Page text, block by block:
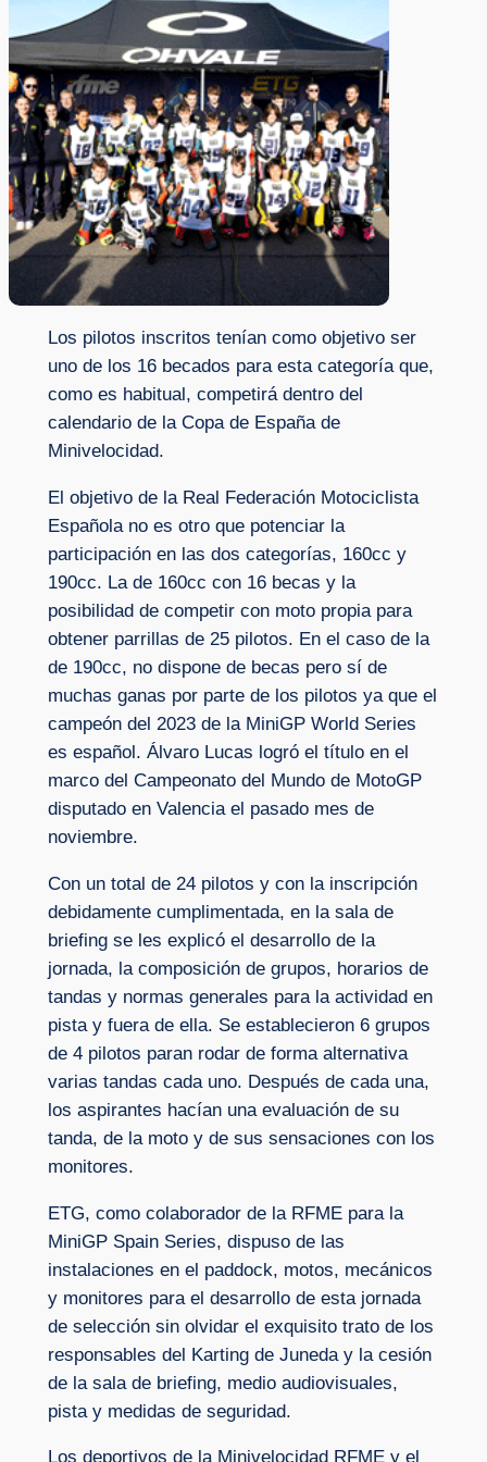
Los pilotos inscritos tenían como objetivo ser
uno de los 16 becados para esta categoría que,
como es habitual, competirá dentro del
calendario de la Copa de España de
Minivelocidad.
El objetivo de la Real Federación Motociclista
Española no es otro que potenciar la
participación en las dos categorías, 160cc y
190cc. La de 160cc con 16 becas y la
posibilidad de competir con moto propia para
obtener parrillas de 25 pilotos. En el caso de la
de 190cc, no dispone de becas pero sí de
muchas ganas por parte de los pilotos ya que el
campeón del 2023 de la MiniGP World Series
es español. Álvaro Lucas logró el título en el
marco del Campeonato del Mundo de MotoGP
disputado en Valencia el pasado mes de
noviembre.
Con un total de 24 pilotos y con la inscripción
debidamente cumplimentada, en la sala de
briefing se les explicó el desarrollo de la
jornada, la composición de grupos, horarios de
tandas y normas generales para la actividad en
pista y fuera de ella. Se establecieron 6 grupos
de 4 pilotos paran rodar de forma alternativa
varias tandas cada uno. Después de cada una,
los aspirantes hacían una evaluación de su
tanda, de la moto y de sus sensaciones con los
monitores.
ETG, como colaborador de la RFME para la
MiniGP Spain Series, dispuso de las
instalaciones en el paddock, motos, mecánicos
y monitores para el desarrollo de esta jornada
de selección sin olvidar el exquisito trato de los
responsables del Karting de Juneda y la cesión
de la sala de briefing, medio audiovisuales,
pista y medidas de seguridad.
Los deportivos de la Minivelocidad RFME y el